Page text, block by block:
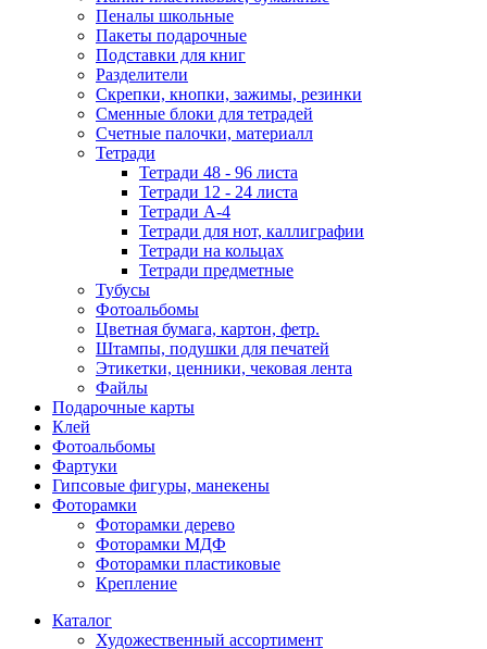
Пеналы школьные
Пакеты подарочные
Подставки для книг
Разделители
Скрепки, кнопки, зажимы, резинки
Сменные блоки для тетрадей
Счетные палочки, материалл
Тетради
Тетради 48 - 96 листа
Тетради 12 - 24 листа
Тетради А-4
Тетради для нот, каллиграфии
Тетради на кольцах
Тетради предметные
Тубусы
Фотоальбомы
Цветная бумага, картон, фетр.
Штампы, подушки для печатей
Этикетки, ценники, чековая лента
Файлы
Подарочные карты
Клей
Фотоальбомы
Фартуки
Гипсовые фигуры, манекены
Фоторамки
Фоторамки дерево
Фоторамки МДФ
Фоторамки пластиковые
Крепление
Каталог
Художественный ассортимент